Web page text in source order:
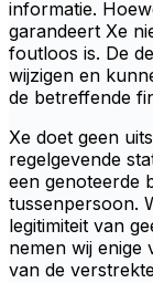
informatie.
garandeert Xe
foutloos is. De
wijzigen en
de betreffende
Xe doet geen
regelgevende
een genoteerde
tussenpersoon.
legitimiteit van
nemen wij
van de